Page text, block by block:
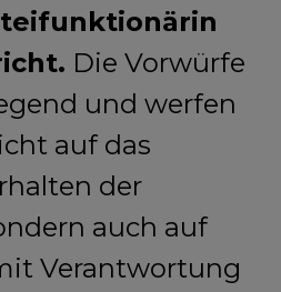
Die Vorwürfe
und werfen
auf das
der
auch auf
Verantwortung